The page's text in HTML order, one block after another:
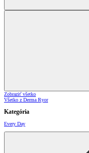
Zobraziť všetko
Všetko z Derma Ryor
Kategória
Every Day